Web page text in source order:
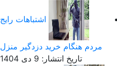
اشتباهات رایج
مردم هنگام خرید دزدگیر منزل
تاریخ انتشار: 9 دی 1404